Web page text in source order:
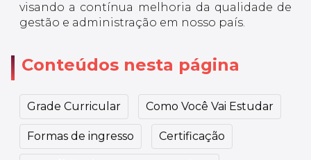
visando a contínua melhoria da qualidade de
gestão e administração em nosso país.
Conteúdos nesta página
Grade Curricular Como Você Vai Estudar
Formas de ingresso Certificação